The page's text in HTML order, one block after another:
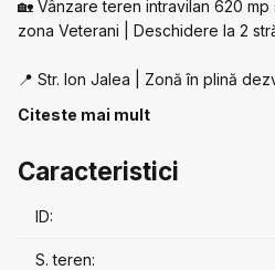
🏡 Vânzare teren intravilan 620 mp
zona Veterani | Deschidere la 2
📍 Str. Ion Jalea | Zonă în plină
📐 620 mp | Front 16 ml | Acces din
✨ Ideal bloc mic, vile sau proiect
➗ Posibilitate achiziție 1.237 mp cu
Citeste mai mult
Caracteristici
ID:
S. teren: